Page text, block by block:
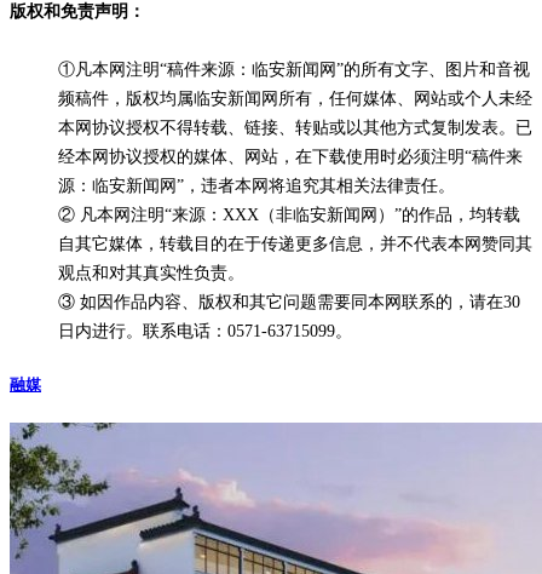
版权和免责声明：
①凡本网注明“稿件来源：临安新闻网”的所有文字、图片和音视
频稿件，版权均属临安新闻网所有，任何媒体、网站或个人未经
本网协议授权不得转载、链接、转贴或以其他方式复制发表。已
经本网协议授权的媒体、网站，在下载使用时必须注明“稿件来
源：临安新闻网”，违者本网将追究其相关法律责任。
② 凡本网注明“来源：XXX（非临安新闻网）”的作品，均转载
自其它媒体，转载目的在于传递更多信息，并不代表本网赞同其
观点和对其真实性负责。
③ 如因作品内容、版权和其它问题需要同本网联系的，请在30
日内进行。联系电话：0571-63715099。
融媒